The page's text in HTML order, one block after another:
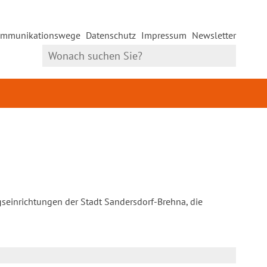
Datenschutz Impressum Newsletter
der Stadt Sandersdorf-Brehna, die